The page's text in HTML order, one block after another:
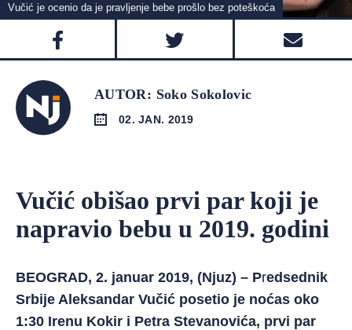
Vučić je ocenio da je pravljenje bebe prošlo bez poteškoća
AUTOR: Soko Sokolovic
02. JAN. 2019
Vučić obišao prvi par koji je
napravio bebu u 2019. godini
BEOGRAD, 2. januar 2019, (Njuz) – Predsednik
Srbije Aleksandar Vučić posetio je noćas oko
1:30 Irenu Kokir i Petra Stevanovića, prvi par